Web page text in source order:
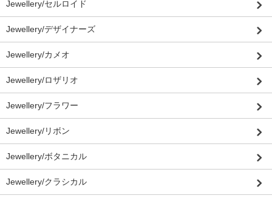
Jewellery/セルロイド
Jewellery/デザイナーズ
Jewellery/カメオ
Jewellery/ロザリオ
Jewellery/フラワー
Jewellery/リボン
Jewellery/ボタニカル
Jewellery/クラシカル